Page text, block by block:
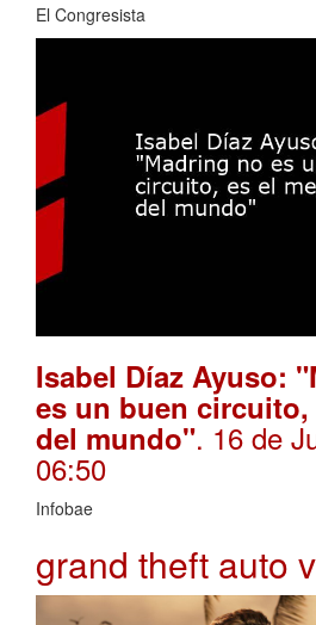
El Congresista
Isabel Díaz Ayuso:
es un buen
del mundo". 16 de
06:50
Infobae
grand theft auto